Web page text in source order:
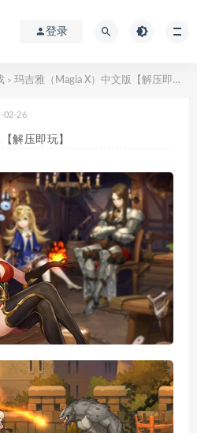
登录
> 玛吉雅（Magia X）中文版【解压即玩】
02-26
解压即玩】